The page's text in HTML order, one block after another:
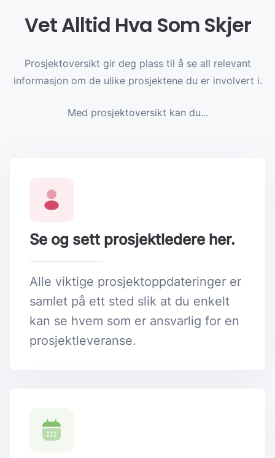
Vet Alltid Hva Som Skjer
Prosjektoversikt gir deg plass til å se all relevant
informasjon om de ulike prosjektene du er involvert i.
Med prosjektoversikt kan du...
Se og sett prosjektledere her.
Alle viktige prosjektoppdateringer er
samlet på ett sted slik at du enkelt
kan se hvem som er ansvarlig for en
prosjektleveranse.